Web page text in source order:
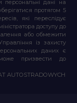
персональні дані на
протягом 5
які переслідує
доступу до
або обмежити
із захисту
даних є
призвести до
AUTOSTRADOWYCH